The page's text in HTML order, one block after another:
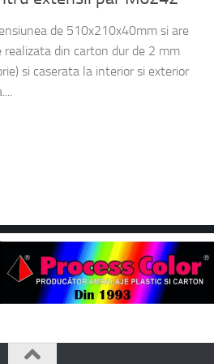
de 510x210x40mm si are
realizata din carton dur de 2 mm
si caserata la interior si exterior